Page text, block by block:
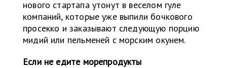
нового стартапа утонут в веселом гуле
компаний, которые уже выпили бочкового
просекко и заказывают следующую порцию
мидий или пельменей с морским окунем.
Если не едите морепродукты